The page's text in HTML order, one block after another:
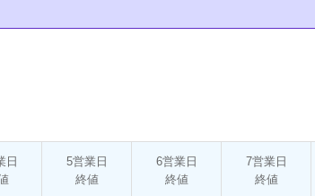
日
5営業日
終値
6営業日
終値
7営業日
終値